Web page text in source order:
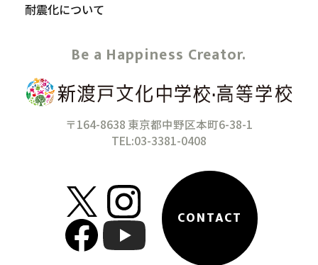
Be a Happiness Creator.
〒164-8638 東京都中野区本町6-38-1
TEL:03-3381-0408
CONTACT
耐震化について